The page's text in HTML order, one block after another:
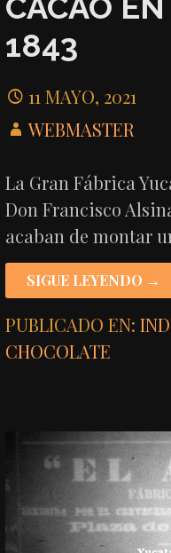
CACAO
1843
11 MAYO, 2021
WEBMASTER
La Gran Fábrica
Don Francisco
acaban de montar
SIGUE LEYENDO →
PUBLICADO EN:
CHOCOLATE